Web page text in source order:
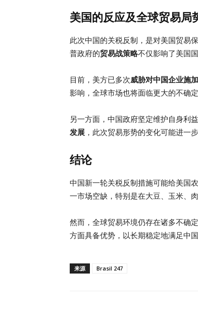
美国的反应及全球贸易局
此次中国的关税反制，是对美国贸易
普政府的贸易战策略不仅影响了美国
目前，美方已多次威胁对中国企业施
影响，全球市场也将面临更大的不确定
另一方面，中国政府坚定维护自身利
发展 ，此次贸易形势的变化可能进一
结论
中国新一轮关税反制措施可能给美国
一市场空缺，特别是在大豆、玉米、肉
然而，全球贸易环境仍存在诸多不确
方面具备优势，以长期稳定地满足中国
来源 Brasil 247